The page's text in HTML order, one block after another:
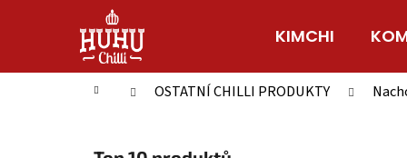
KIMCHI
Domů OSTATNÍ CHILLI PRODUKTY
í
Zpět
do
Zpět
do